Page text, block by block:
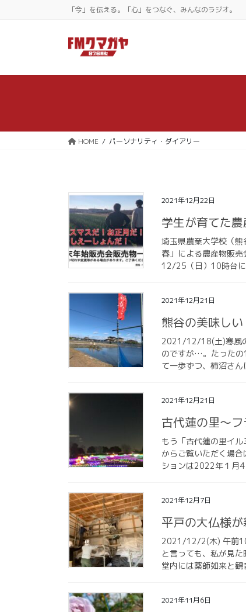
に
ョ
動
「今」を伝える。「心」をつなぐ、みんなのラジオ。
HOME パーソナリティ・ダイアリー
2021年12月22日
学生が育てた
埼玉県農業大学校（
春」による農産物販売
12/25（日）10時台
2021年12月21日
熊谷の美味し
2021/12/18(土)寒風
のですが…。たったの
て一歩ずつ、柿沼さ
2021年12月21日
古代蓮の里〜
もう「古代蓮の里イ
からご覧いただく場
ションは2022年１
2021年12月7日
平戸の大仏様
2021/12/2(木) 午前10
と言っても、私が見
堂内には薬師如来と
2021年11月6日